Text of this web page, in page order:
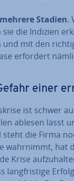
mehrere Stadien.
die Indizien
und mit den
erfordert
einer
ist schwer
ablesen lässt
die Firma
wahrnimmt, hat
Krise
lang­fris­ti­ge